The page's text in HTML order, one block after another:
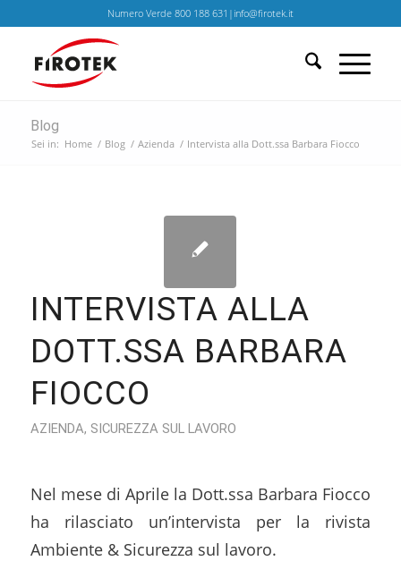
Numero Verde 800 188 631|info@firotek.it
Blog
Sei in: Home / Blog / Azienda / Intervista alla Dott.ssa Barbara Fiocco
INTERVISTA ALLA
DOTT.SSA BARBARA
FIOCCO
AZIENDA, SICUREZZA SUL LAVORO
Nel mese di Aprile la Dott.ssa Barbara Fiocco
ha rilasciato un’intervista per la rivista
Ambiente & Sicurezza sul lavoro.